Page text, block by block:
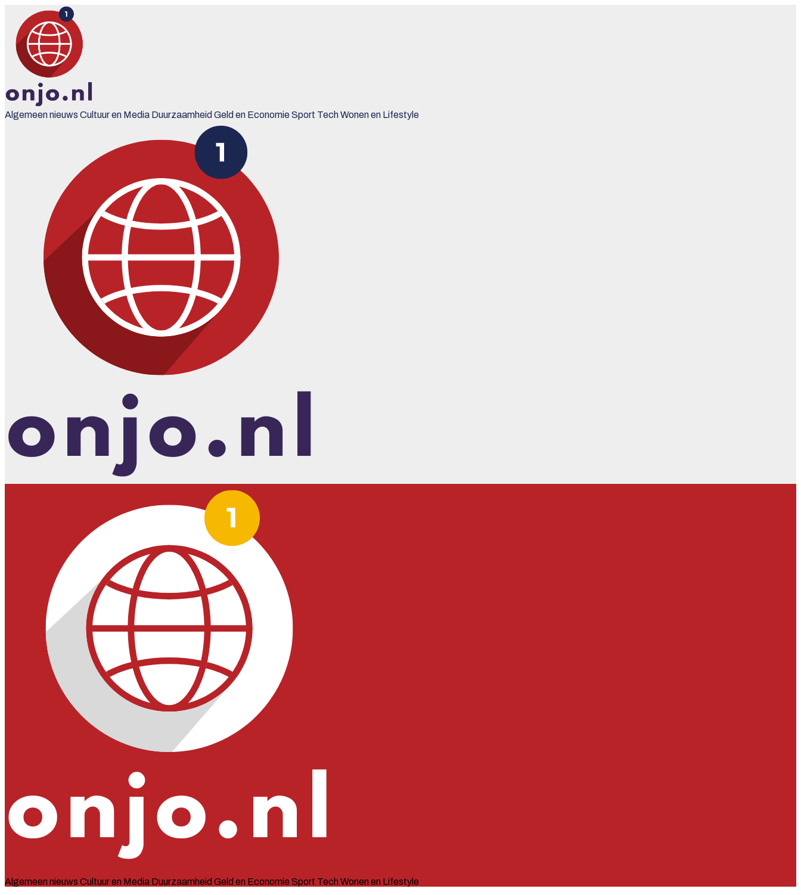
Algemeen nieuws Cultuur en Media Duurzaamheid Geld en EconomieSport TechWonen en Lifestyle
Algemeen nieuws Cultuur en Media Duurzaamheid Geld en Economie Sport Tech Wonen en Lifestyle